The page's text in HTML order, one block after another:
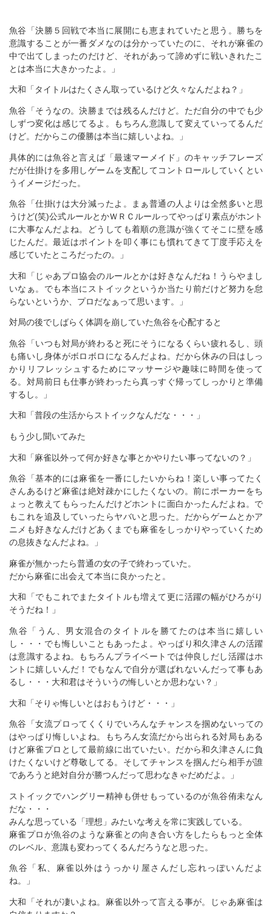
魚谷「決勝５回戦で本当に展開にも恵まれていたと思う。勝ちを
意識することが一番ダメなのは分かっていたのに、それが麻雀の
中で出てしまったのだけど、それがあって諦めずに戦いきれたこ
とは本当に大きかったよ。」
大和「タイトルはたくさん取っているけど久々なんだよね？」
魚谷「そうなの。決勝までは残るんだけど。ただ自分の中でも少
しずつ変化は感じてるよ。もちろん意識して変えていってるんだ
けど。だからこの優勝は本当に嬉しいよね。」
具体的には魚谷と言えば「最速マーメイド」のキャッチフレーズ
だが仕掛けを多用しゲームを支配してコントロールしていくとい
うイメージだった。
魚谷「仕掛けは大分減ったよ。まぁ普通の人よりは全然多いと思
うけど(笑)公式ルールとかＷＲＣルールってやっぱり素点がホント
に大事なんだよね。どうしても着順の意識が強くてそこに壁を感
じたんだ。最近はポイントを叩く事にも慣れてきて丁度手応えを
感じていたところだったの。」
大和「じゃあプロ協会のルールとかは好きなんだね！うらやまし
いなぁ。でも本当にストイックというか当たり前だけど努力を怠
らないというか、プロだなぁって思います。」
対局の後でしばらく体調を崩していた魚谷を心配すると
魚谷「いつも対局が終わると死にそうになるくらい疲れるし、頭
も痛いし身体がボロボロになるんだよね。だから休みの日はしっ
かりリフレッシュするためにマッサージや趣味に時間を使って
る。対局前日も仕事が終わったら真っすぐ帰ってしっかりと準備
するし。」
大和「普段の生活からストイックなんだな・・・」
もう少し聞いてみた
大和「麻雀以外って何か好きな事とかやりたい事ってないの？」
魚谷「基本的には麻雀を一番にしたいからね！楽しい事ってたく
さんあるけど麻雀は絶対疎かにしたくないの。前にポーカーをち
ょっと教えてもらったんだけどホントに面白かったんだよね。で
もこれを追及していったらヤバいと思った。だからゲームとかア
ニメも好きなんだけどあくまでも麻雀をしっかりやっていくため
の息抜きなんだよね。」
麻雀が無かったら普通の女の子で終わっていた。
だから麻雀に出会えて本当に良かったと。
大和「でもこれでまたタイトルも増えて更に活躍の幅がひろがり
そうだね！」
魚谷「うん、男女混合のタイトルを勝てたのは本当に嬉しい
し・・・でも悔しいこともあったよ。やっぱり和久津さんの活躍
は意識するよね。もちろんプライベートでは仲良しだし活躍はホ
ントに嬉しいんだ！でもなんで自分が選ばれないんだって事もあ
るし・・・大和君はそういうの悔しいとか思わない？」
大和「そりゃ悔しいとはおもうけど・・・」
魚谷「女流プロってくくりでいろんなチャンスを掴めないっての
はやっぱり悔しいよね。もちろん女流だから出られる対局もある
けど麻雀プロとして最前線に出ていたい。だから和久津さんに負
けたくないけど尊敬してる。そしてチャンスを掴んだら相手が誰
であろうと絶対自分が勝つんだって思わなきゃだめだよ。」
ストイックでハングリー精神も併せもっているのが魚谷侑未なん
だな・・・
みんな思っている「理想」みたいな考えを常に実践している。
麻雀プロが魚谷のような麻雀との向き合い方をしたらもっと全体
のレベル、意識も変わってくるんだろうなと思った。
魚谷「私、麻雀以外はうっかり屋さんだし忘れっぽいんだよ
ね。」
大和「それが凄いよね。麻雀以外って言える事が。じゃあ麻雀は